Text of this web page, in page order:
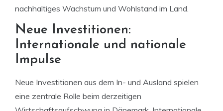
nachhaltiges Wachstum und Wohlstand im Land.
Neue Investitionen:
Internationale und nationale
Impulse
Neue Investitionen aus dem In- und Ausland spielen
eine zentrale Rolle beim derzeitigen